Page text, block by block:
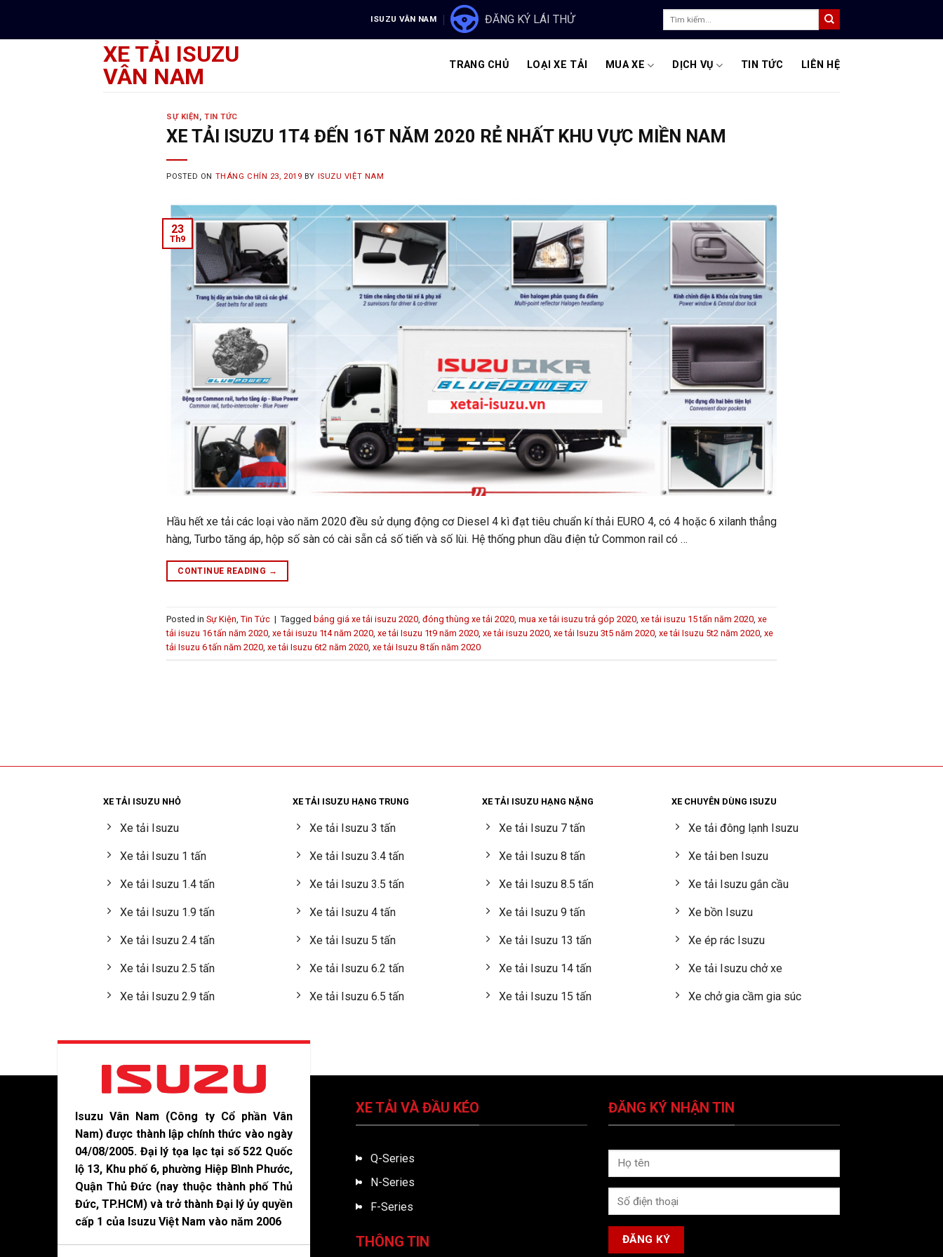
content
ISUZU VÂN NAM ĐĂNG KÝ LÁI THỬ
XE TẢI ISUZU
VÂN NAM
TRANG CHỦ LOẠI XE TẢI MUA XE DỊCH VỤ TIN TỨC LIÊN HỆ
SỰ KIỆN,TIN TỨC
XE TẢI ISUZU 1T4 ĐẾN 16T NĂM 2020 RẺ NHẤT KHU VỰC MIỀN NAM
POSTED ON THÁNG CHÍN 23, 2019 BY ISUZU VIỆT NAM
23
Th9
Hầu hết xe tải các loại vào năm 2020 đều sử dụng động cơ Diesel 4 kì đạt tiêu chuẩn kí thải EURO 4, có 4 hoặc 6 xilanh thẳng
hàng, Turbo tăng áp, hộp số sàn có cài sẵn cả số tiến và số lùi. Hệ thống phun dầu điện tử Common rail có …
CONTINUE READING →
Posted in Sự Kiện Tin Tức | Tagged bảng giá xe tải isuzu 2020 đóng thùng xe tải 2020 mua xe tải isuzu trả góp 2020 xe tải isuzu 15 tấn năm 2020 xe
tải isuzu 16 tấn năm 2020 xe tải isuzu 1t4 năm 2020 xe tải Isuzu 1t9 năm 2020 xe tải isuzu 2020 xe tải Isuzu 3t5 năm 2020 xe tải Isuzu 5t2 năm 2020 xe
tải Isuzu 6 tấn năm 2020 xe tải Isuzu 6t2 năm 2020 xe tải Isuzu 8 tấn năm 2020
XE TẢI ISUZU NHỎ
Xe tải Isuzu
Xe tải Isuzu 1 tấn
Xe tải Isuzu 1.4 tấn
Xe tải Isuzu 1.9 tấn
Xe tải Isuzu 2.4 tấn
Xe tải Isuzu 2.5 tấn
Xe tải Isuzu 2.9 tấn
XE TẢI ISUZU HẠNG TRUNG
Xe tải Isuzu 3 tấn
Xe tải Isuzu 3.4 tấn
Xe tải Isuzu 3.5 tấn
Xe tải Isuzu 4 tấn
Xe tải Isuzu 5 tấn
Xe tải Isuzu 6.2 tấn
Xe tải Isuzu 6.5 tấn
XE TẢI ISUZU HẠNG NẶNG
Xe tải Isuzu 7 tấn
Xe tải Isuzu 8 tấn
Xe tải Isuzu 8.5 tấn
Xe tải Isuzu 9 tấn
Xe tải Isuzu 13 tấn
Xe tải Isuzu 14 tấn
Xe tải Isuzu 15 tấn
XE CHUYÊN DÙNG ISUZU
Xe tải đông lạnh Isuzu
Xe tải ben Isuzu
Xe tải Isuzu gắn cầu
Xe bồn Isuzu
Xe ép rác Isuzu
Xe tải Isuzu chở xe
Xe chở gia cầm gia súc
Isuzu Vân Nam (Công ty Cổ phần Vân
Nam) được thành lập chính thức vào ngày
04/08/2005. Đại lý tọa lạc tại số 522 Quốc
lộ 13, Khu phố 6, phường Hiệp Bình Phước,
Quận Thủ Đức (nay thuộc thành phố Thủ
Đức, TP.HCM) và trở thành Đại lý ủy quyền
cấp 1 của Isuzu Việt Nam vào năm 2006
XE TẢI VÀ ĐẦU KÉO
Q-Series
N-Series
F-Series
THÔNG TIN
ĐĂNG KÝ NHẬN TIN